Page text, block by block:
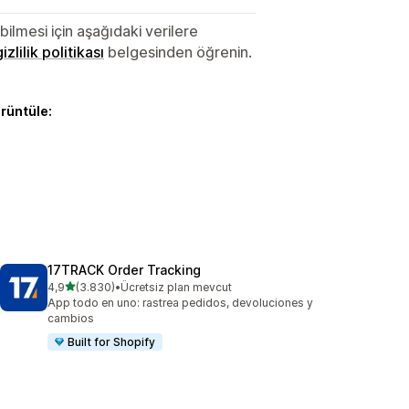
için aşağıdaki verilere
politikası belgesinden öğrenin.
17TRACK Order Tracking
4,95 yıldız üzerinden
(3.830)
toplam 3830 değerlendirme
•Ücretsiz plan mevcut
App todo en uno: rastrea pedidos, devoluciones y
cambios
Built for Shopify